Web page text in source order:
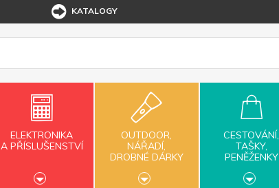
KATALOGY
ELEKTRONIKA
A PŘÍSLUŠENSTVÍ
OUTDOOR,
NÁŘADÍ,
DROBNÉ DÁRKY
CESTOVÁNÍ,
TAŠKY,
PENĚŽENKY